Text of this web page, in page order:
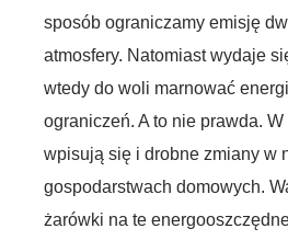
sposób ograniczamy emisję
atmosfery. Natomiast wydaje
wtedy do woli marnować
ograniczeń. A to nie prawda. W
wpisują się i drobne zmiany w
gospodarstwach domowych.
żarówki na te